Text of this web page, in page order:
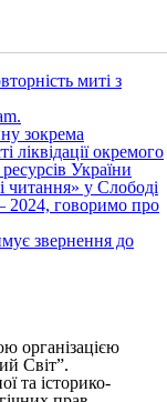
миті з
зокрема
ліквідації окремого
України
читання» у Слободі
2024, говоримо про
звернення до
організацією
Світ”.
та історико-